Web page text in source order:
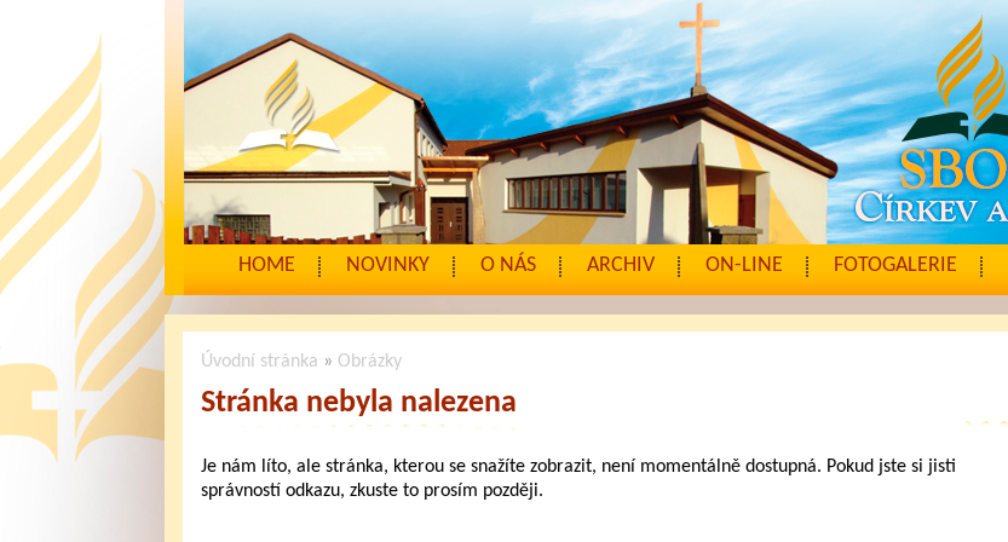
HOME NOVINKY O NÁS ARCHIV ON-LINE FOTOGALERIE
Úvodní stránka » Obrázky
Stránka nebyla nalezena
Je nám líto, ale stránka, kterou se snažíte zobrazit, není momentálně dostupná. Pokud jste si jisti
správností odkazu, zkuste to prosím později.